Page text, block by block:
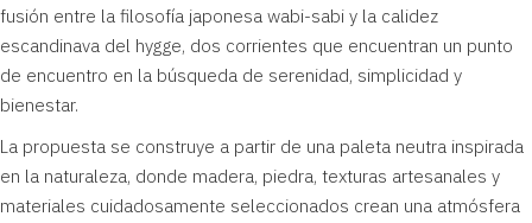
fusión entre la filosofía japonesa wabi-sabi y la calidez
escandinava del hygge, dos corrientes que encuentran un punto
de encuentro en la búsqueda de serenidad, simplicidad y
bienestar.
La propuesta se construye a partir de una paleta neutra inspirada
en la naturaleza, donde madera, piedra, texturas artesanales y
materiales cuidadosamente seleccionados crean una atmósfera